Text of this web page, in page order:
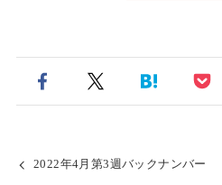
2022年4月第3週バックナンバー